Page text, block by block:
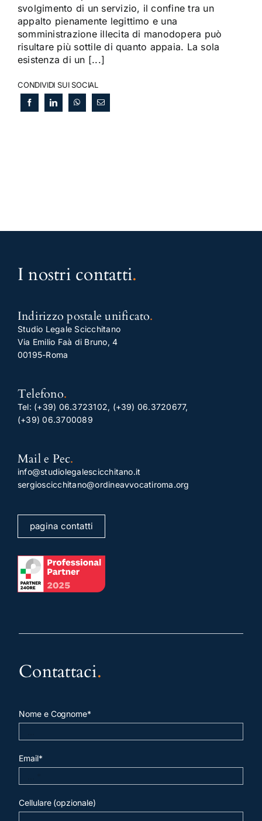
svolgimento di un servizio, il confine tra un
appalto pienamente legittimo e una
somministrazione illecita di manodopera può
risultare più sottile di quanto appaia. La sola
esistenza di un [...]
CONDIVIDI SUI SOCIAL
I nostri contatti.
Indirizzo postale unificato.
Studio Legale Scicchitano
Via Emilio Faà di Bruno, 4
00195-Roma
Telefono.
Tel: (+39) 06.3723102, (+39) 06.3720677,
(+39) 06.3700089
Mail e Pec.
info@studiolegalescicchitano.it
sergioscicchitano@ordineavvocatiroma.org
pagina contatti
Contattaci.
Nome e Cognome*
Email*
Cellulare (opzionale)